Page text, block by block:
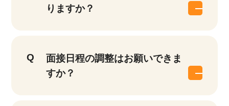
りますか？
面接日程の調整はお願いできま
すか？